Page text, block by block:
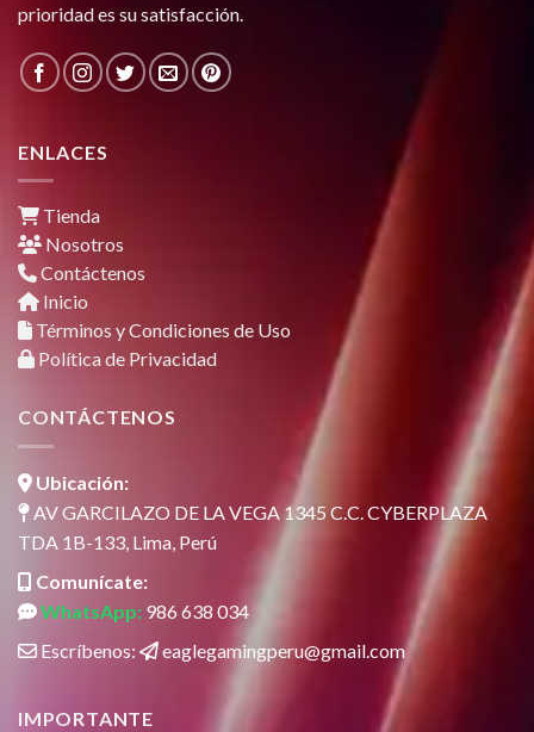
prioridad es su satisfacción.
ENLACES
Tienda
Nosotros
Contáctenos
Inicio
Términos y Condiciones de Uso
Política de Privacidad
CONTÁCTENOS
Ubicación:
AV GARCILAZO DE LA VEGA 1345 C.C. CYBERPLAZA
TDA 1B-133, Lima, Perú
Comunícate:
WhatsApp: 986 638 034
Escríbenos:
eaglegamingperu@gmail.com
IMPORTANTE